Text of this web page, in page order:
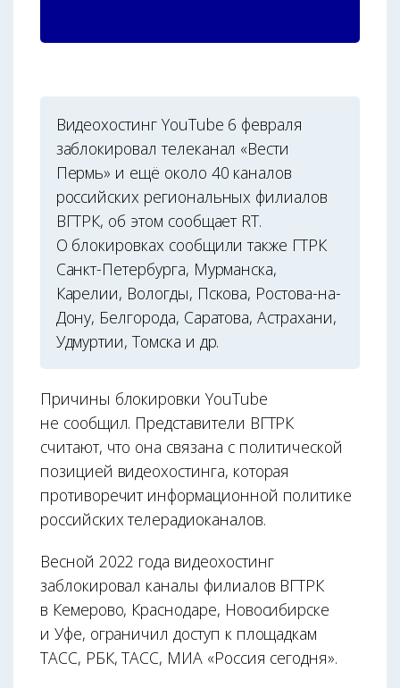
Видеохостинг YouTube 6 февраля
заблокировал телеканал «Вести
Пермь» и ещё около 40 каналов
российских региональных филиалов
ВГТРК, об этом сообщает RT.
О блокировках сообщили также ГТРК
Санкт-Петербурга, Мурманска,
Карелии, Вологды, Пскова, Ростова-на-
Дону, Белгорода, Саратова, Астрахани,
Удмуртии, Томска и др.
Причины блокировки YouTube
не сообщил. Представители ВГТРК
считают, что она связана с политической
позицией видеохостинга, которая
противоречит информационной политике
российских телерадиоканалов.
Весной 2022 года видеохостинг
заблокировал каналы филиалов ВГТРК
в Кемерово, Краснодаре, Новосибирске
и Уфе, ограничил доступ к площадкам
ТАСС, РБК, ТАСС, МИА «Россия сегодня».